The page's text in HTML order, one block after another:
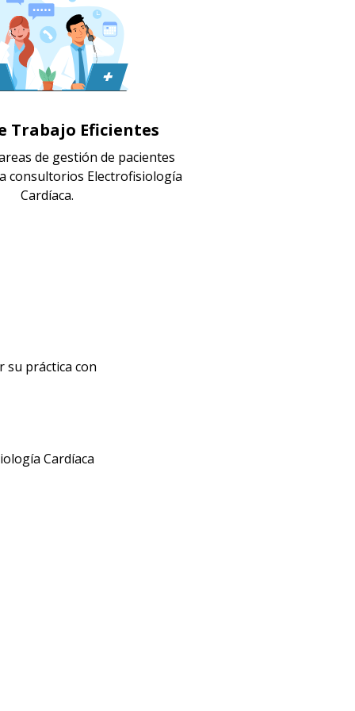
Trabajo Eficientes
de gestión de pacientes
consultorios Electrofisiología
Cardíaca.
su práctica con
Cardíaca